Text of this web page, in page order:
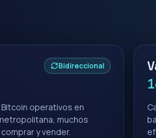
Bidireccional
operativos en
muchos
y vender.